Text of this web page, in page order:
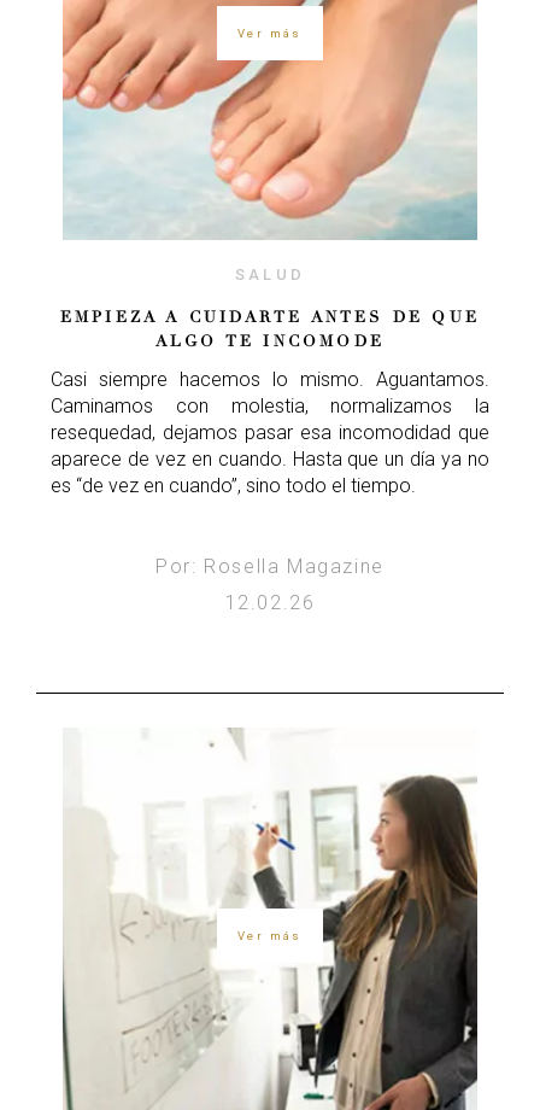
Ver más
SALUD
EMPIEZA A CUIDARTE ANTES DE QUE
ALGO TE INCOMODE
Casi siempre hacemos lo mismo. Aguantamos.
Caminamos con molestia, normalizamos la
resequedad, dejamos pasar esa incomodidad que
aparece de vez en cuando. Hasta que un día ya no
es “de vez en cuando”, sino todo el tiempo.
Por: Rosella Magazine
12.02.26
Ver más